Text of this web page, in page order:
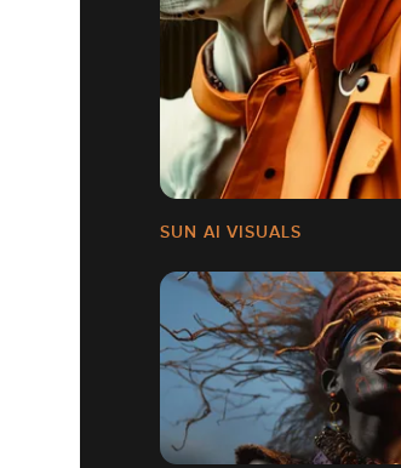
SUN AI VISUALS